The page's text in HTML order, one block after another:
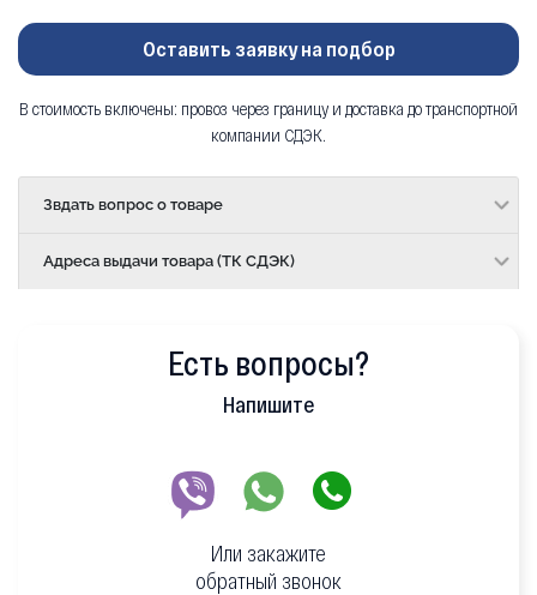
Оставить заявку на подбор
В стоимость включены: провоз через границу и доставка до транспортной
компании СДЭК.
Звдать вопрос о товаре
Адреса выдачи товара (ТК СДЭК)
Есть вопросы?
Напишите
Или закажите
обратный звонок